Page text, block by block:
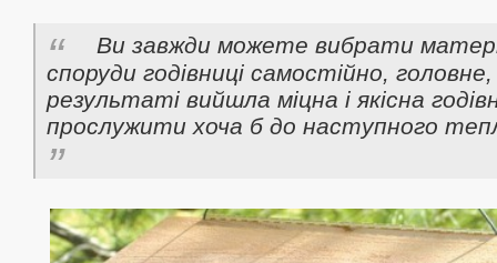
Ви завжди можете вибрати
споруди годівниці самостійно,
результаті вийшла міцна і якісна
прослужити хоча б до наступного